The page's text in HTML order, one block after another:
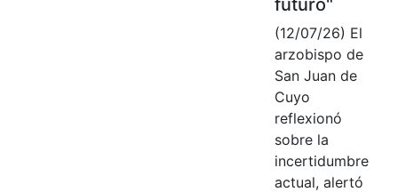
(12/07/26) El
arzobispo de
San Juan de
Cuyo
reflexionó
sobre la
incertidumbre
actual, alertó